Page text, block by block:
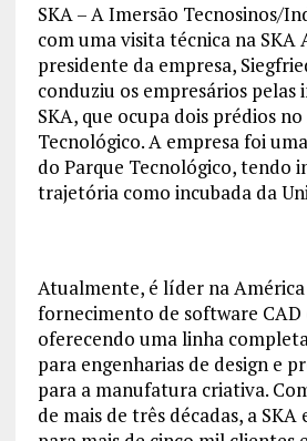
SKA – A Imersão Tecnosinos/
com uma visita técnica na SKA
presidente da empresa,
conduziu os empresários pelas
SKA, que ocupa dois prédios no
Tecnológico. A empresa foi
do Parque Tecnológico, tendo
trajetória como incubada da
Atualmente, é líder na
fornecimento de software CAD
oferecendo uma linha
para engenharias de design e
para a manufatura criativa.
de mais de três décadas, a